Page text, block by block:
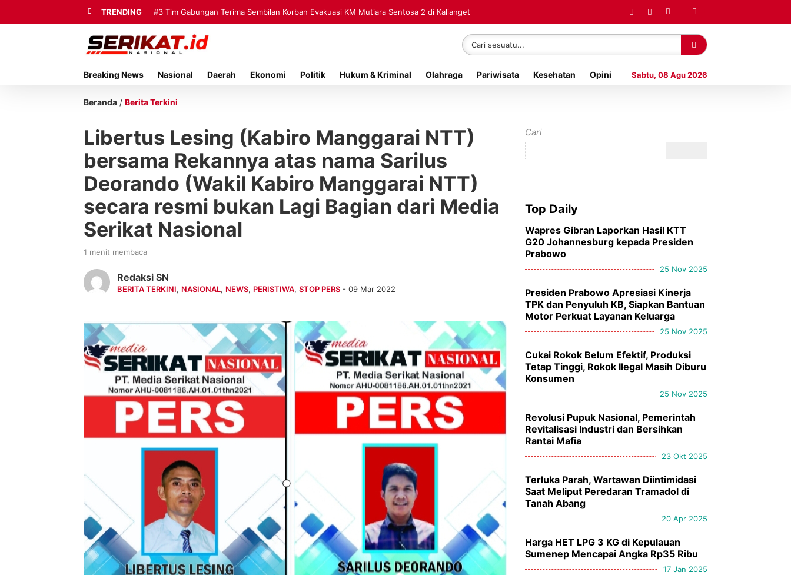
TRENDING #3 Tim Gabungan Terima Sembilan Korban Evakuasi KM Mutiara Sentosa 2 di Kalianget
Breaking News Nasional Daerah Ekonomi Politik Hukum & Kriminal Olahraga Pariwisata Kesehatan Opini Sabtu, 08 Agu 2026
Beranda / Berita Terkini
Libertus Lesing (Kabiro Manggarai NTT)
bersama Rekannya atas nama Sarilus
Deorando (Wakil Kabiro Manggarai NTT)
secara resmi bukan Lagi Bagian dari Media
Serikat Nasional
1 menit membaca
Redaksi SN
BERITA TERKINI, NASIONAL, NEWS, PERISTIWA, STOP PERS - 09 Mar 2022
Cari
Top Daily
Wapres Gibran Laporkan Hasil KTT
G20 Johannesburg kepada Presiden
Prabowo
25 Nov 2025
Presiden Prabowo Apresiasi Kinerja
TPK dan Penyuluh KB, Siapkan Bantuan
Motor Perkuat Layanan Keluarga
25 Nov 2025
Cukai Rokok Belum Efektif, Produksi
Tetap Tinggi, Rokok Ilegal Masih Diburu
Konsumen
25 Nov 2025
Revolusi Pupuk Nasional, Pemerintah
Revitalisasi Industri dan Bersihkan
Rantai Mafia
23 Okt 2025
Terluka Parah, Wartawan Diintimidasi
Saat Meliput Peredaran Tramadol di
Tanah Abang
20 Apr 2025
Harga HET LPG 3 KG di Kepulauan
Sumenep Mencapai Angka Rp35 Ribu
17 Jan 2025